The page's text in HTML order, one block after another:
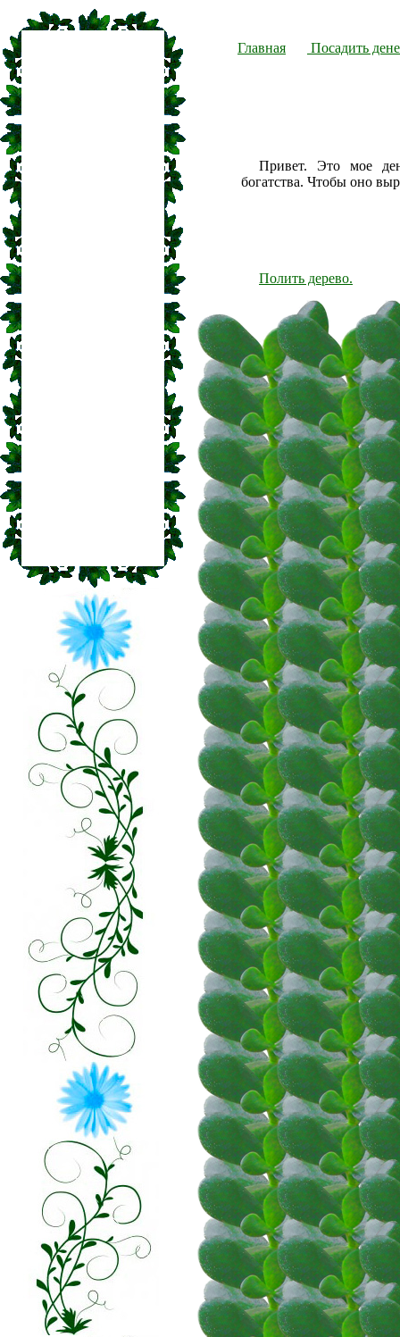
Главная Посадить
Привет. Это мое
богатства. Чтобы оно
Полить дерево.